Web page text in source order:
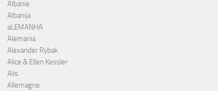
Albanie
Albanija
aLEMANHA
Alemania
Alexander Rybak
Alice & Ellen Kessler
Alis
Allemagne